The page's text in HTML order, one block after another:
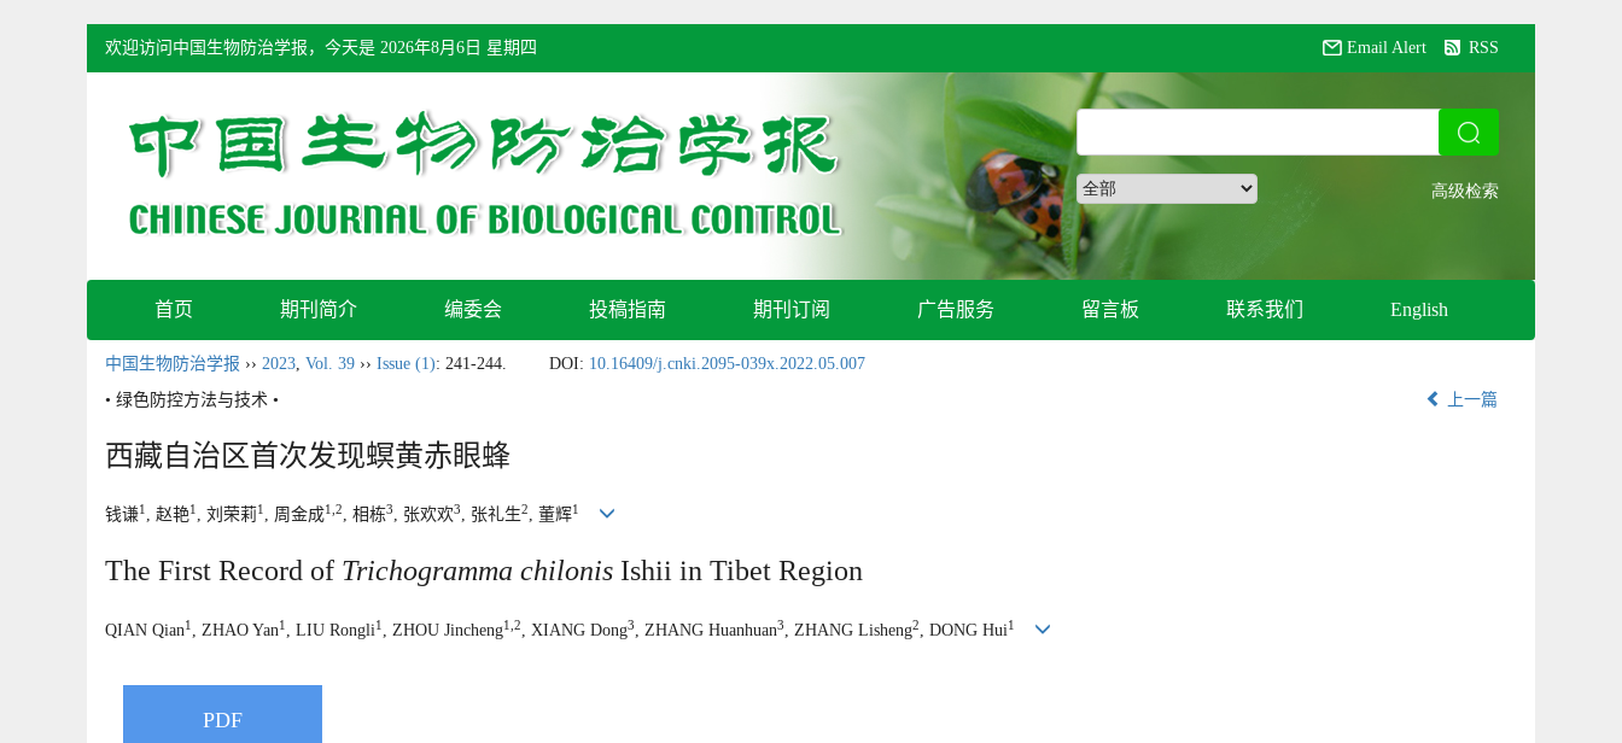
欢迎访问中国生物防治学报，今天是 2026年8月6日 星期四 Email Alert RSS
首页 期刊简介 编委会 投稿指南 期刊订阅 广告服务 留言板 联系我们 English
中国生物防治学报 ›› 2023, Vol. 39 ›› Issue (1): 241-244. DOI: 10.16409/j.cnki.2095-039x.2022.05.007
• 绿色防控方法与技术 •
上一篇
西藏自治区首次发现螟黄赤眼蜂
钱谦1 , 赵艳1 , 刘荣莉1 , 周金成1,2, 相栋3, 张欢欢3, 张礼生2, 董辉1
The First Record of Trichogramma chilonis Ishii in Tibet Region
QIAN Qian1 , ZHAO Yan1 , LIU Rongli1 , ZHOU Jincheng1,2 , XIANG Dong3 , ZHANG Huanhuan3 , ZHANG Lisheng2 , DONG Hui1
PDF